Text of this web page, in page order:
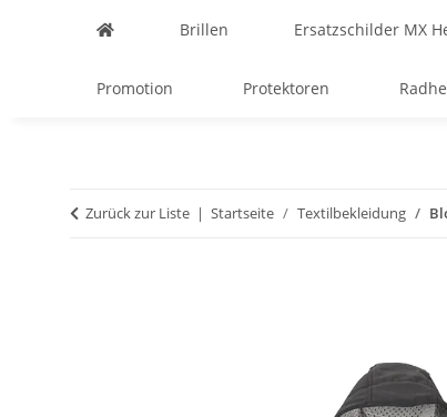
Brillen Ersatzschilder MX
Promotion Protektoren
Zurück zur Liste Startseite Textilbekleidung